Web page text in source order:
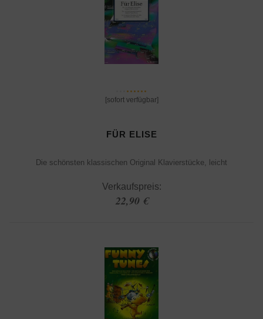
[sofort verfügbar]
FÜR ELISE
Die schönsten klassischen Original Klavierstücke, leicht
Verkaufspreis:
22,90 €